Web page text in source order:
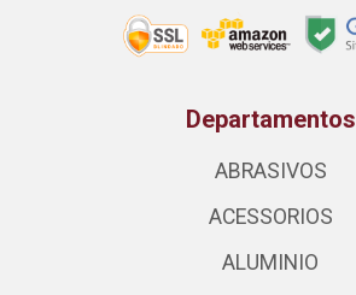
Departamentos
ABRASIVOS
ACESSORIOS
ALUMINIO